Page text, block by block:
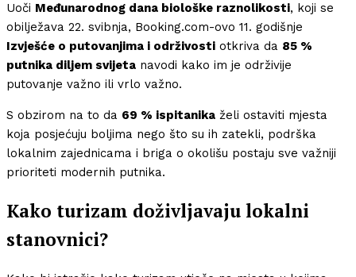
Uoči Međunarodnog dana biološke raznolikosti, koji se
obilježava 22. svibnja, Booking.com-ovo 11. godišnje
Izvješće o putovanjima i održivosti otkriva da 85 %
putnika diljem svijeta navodi kako im je održivije
putovanje važno ili vrlo važno.
S obzirom na to da 69 % ispitanika želi ostaviti mjesta
koja posjećuju boljima nego što su ih zatekli, podrška
lokalnim zajednicama i briga o okolišu postaju sve važniji
prioriteti modernih putnika.
Kako turizam doživljavaju lokalni
stanovnici?